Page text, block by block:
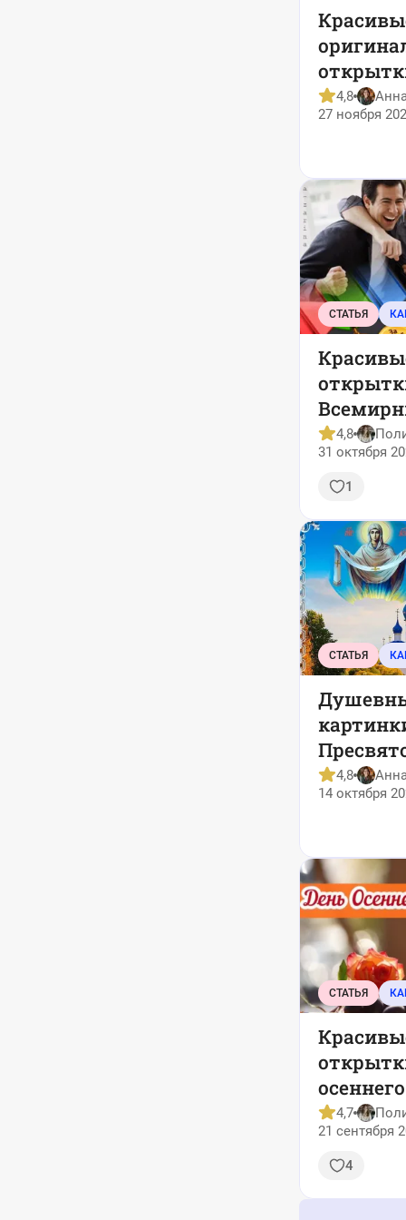
матери
4,8
27 ноября
СТАТЬЯ
мужчин
4,8
31 октября
1
СТАТЬЯ
2025
4,8
14 октября
СТАТЬЯ
— 2025
4,7
21 сентября
4